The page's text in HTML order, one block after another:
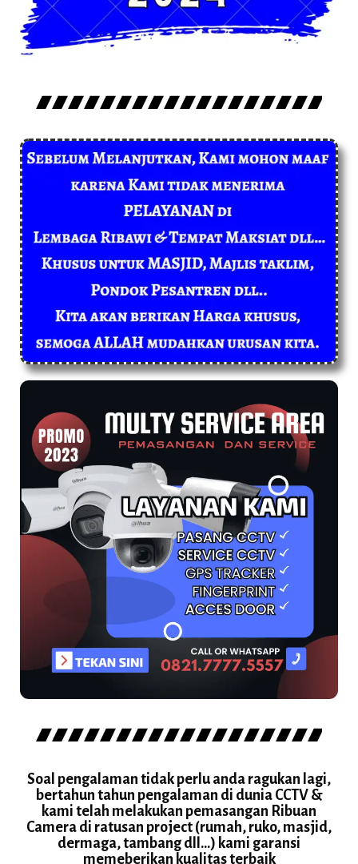
Soal pengalaman tidak perlu anda ragukan lagi,
bertahun tahun pengalaman di dunia CCTV &
kami telah melakukan pemasangan Ribuan
Camera di ratusan project (rumah, ruko, masjid,
dermaga, tambang dll...) kami garansi
memeberikan kualitas terbaik